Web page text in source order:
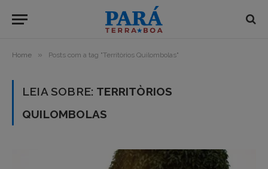
Home » Posts com a tag "Territòrios Quilombolas"
LEIA SOBRE: TERRITÒRIOS
QUILOMBOLAS